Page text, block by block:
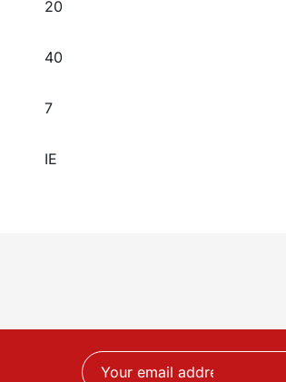
20
40
7
IE